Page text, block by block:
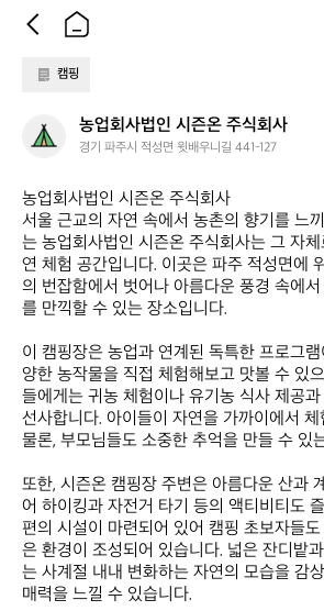
캠핑
업
사
법
인
시
즌
온
주
회
사
농업회사법인 시즌온 주식회사
경기 파주시 적성면 윗배우니길 441-127
농업회사법인 시즌온 주식회사
서울 근교의 자연 속에서 농촌의 향기를 느
는 농업회사법인 시즌온 주식회사는 그 자
연 체험 공간입니다. 이곳은 파주 적성면에
의 번잡함에서 벗어나 아름다운 풍경 속에
를 만끽할 수 있는 장소입니다.
이 캠핑장은 농업과 연계된 독특한 프로그
양한 농작물을 직접 체험해보고 맛볼 수 있
들에게는 귀농 체험이나 유기농 식사 제공
선사합니다. 아이들이 자연을 가까이에서
물론, 부모님들도 소중한 추억을 만들 수 있
또한, 시즌온 캠핑장 주변은 아름다운 산과
어 하이킹과 자전거 타기 등의 액티비티도
편의 시설이 마련되어 있어 캠핑 초보자들
은 환경이 조성되어 있습니다. 넓은 잔디밭
는 사계절 내내 변화하는 자연의 모습을 감
매력을 느낄 수 있습니다.